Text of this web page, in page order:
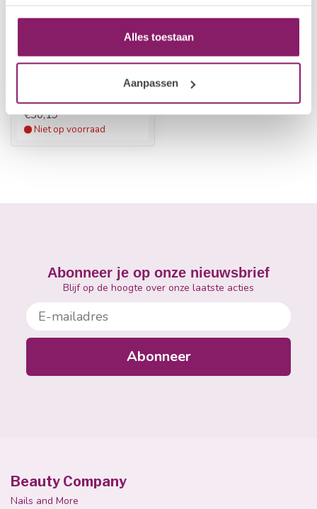
Alles toestaan
Aanpassen
BEAUTY COMPANY
€30,19
Niet op voorraad
Abonneer je op onze nieuwsbrief
Blijf op de hoogte over onze laatste acties
E-mailadres
Abonneer
Beauty Company
Nails and More